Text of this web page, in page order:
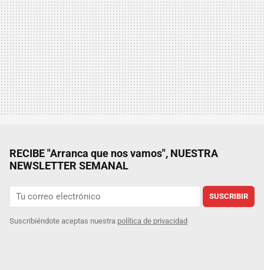
RECIBE "Arranca que nos vamos", NUESTRA
NEWSLETTER SEMANAL
SUSCRIBIR
Suscribiéndote aceptas nuestra política de privacidad